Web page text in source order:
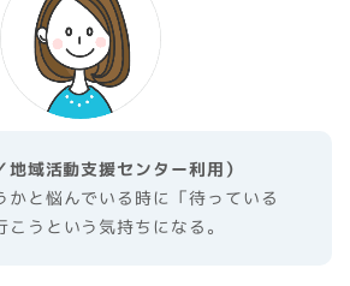
域活動支援センター利用）
かと悩んでいる時に「待っている
うという気持ちになる。